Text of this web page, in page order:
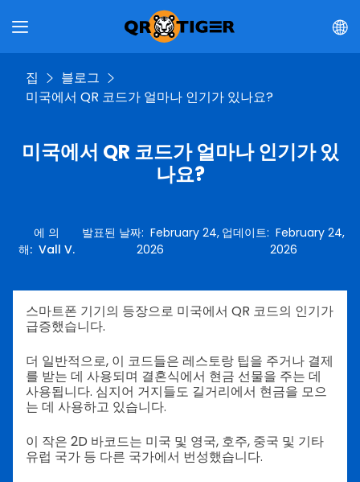
집
블로그
미국에서 QR 코드가 얼마나 인기가 있나요?
미국에서 QR 코드가 얼마나 인기가 있
나요?
에 의
해:Vall V.
발표된 날짜: February 24,
2026
업데이트:February 24,
2026
스마트폰 기기의 등장으로 미국에서 QR 코드의 인기가
급증했습니다.
더 일반적으로, 이 코드들은 레스토랑 팁을 주거나 결제
를 받는 데 사용되며 결혼식에서 현금 선물을 주는 데
사용됩니다. 심지어 거지들도 길거리에서 현금을 모으
는 데 사용하고 있습니다.
이 작은 2D 바코드는 미국 및 영국, 호주, 중국 및 기타
유럽 국가 등 다른 국가에서 번성했습니다.